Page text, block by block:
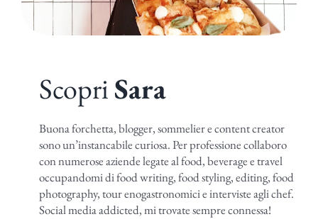
ScopriSara
Buona forchetta, blogger, sommelier e content creator
sono un’instancabile curiosa. Per professione collaboro
con numerose aziende legate al food, beverage e travel
occupandomi di food writing, food styling, editing, food
photography, tour enogastronomici e interviste agli chef.
Social media addicted, mi trovate sempre connessa!